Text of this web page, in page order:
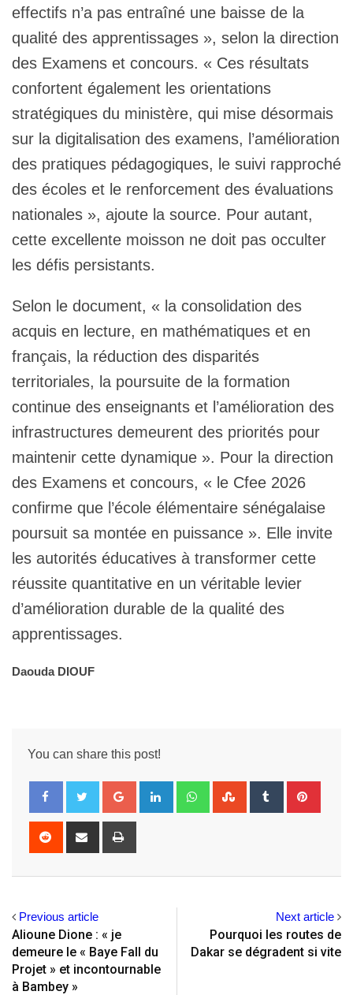
effectifs n’a pas entraîné une baisse de la
qualité des apprentissages », selon la direction
des Examens et concours. « Ces résultats
confortent également les orientations
stratégiques du ministère, qui mise désormais
sur la digitalisation des examens, l’amélioration
des pratiques pédagogiques, le suivi rapproché
des écoles et le renforcement des évaluations
nationales », ajoute la source. Pour autant,
cette excellente moisson ne doit pas occulter
les défis persistants.
Selon le document, « la consolidation des
acquis en lecture, en mathématiques et en
français, la réduction des disparités
territoriales, la poursuite de la formation
continue des enseignants et l’amélioration des
infrastructures demeurent des priorités pour
maintenir cette dynamique ». Pour la direction
des Examens et concours, « le Cfee 2026
confirme que l’école élémentaire sénégalaise
poursuit sa montée en puissance ». Elle invite
les autorités éducatives à transformer cette
réussite quantitative en un véritable levier
d’amélioration durable de la qualité des
apprentissages.
Daouda DIOUF
You can share this post!
Google+ LinkedIn WhatsappStumbleUpon
Tumblr
Reddit
Share
Previous article
Alioune Dione : « je
demeure le « Baye Fall du
Projet » et incontournable
à Bambey »
Next article
Pourquoi les routes de
Dakar se dégradent si vite